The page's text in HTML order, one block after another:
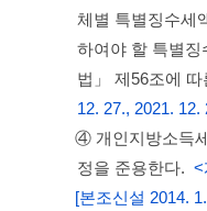
체별 특별징수세
하여야 할 특별
법」 제56조에
12. 27., 2021. 12.
④ 개인지방소득
정을 준용한다. <
[본조신설 2014.